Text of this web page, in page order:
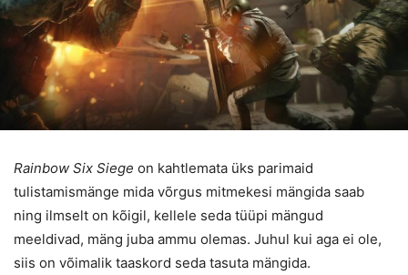
Rainbow Six Siege on kahtlemata üks parimaid
tulistamismänge mida võrgus mitmekesi mängida saab
ning ilmselt on kõigil, kellele seda tüüpi mängud
meeldivad, mäng juba ammu olemas. Juhul kui aga ei ole,
siis on võimalik taaskord seda tasuta mängida.